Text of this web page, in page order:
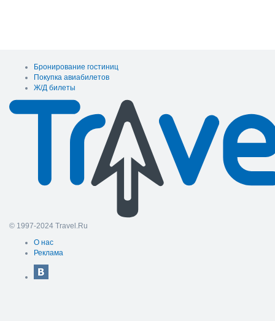
Бронирование гостиниц
Покупка авиабилетов
Ж/Д билеты
© 1997-2024 Travel.Ru
О нас
Реклама